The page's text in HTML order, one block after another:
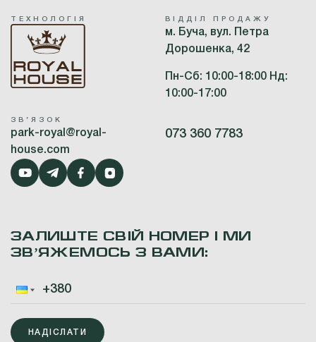
ТЕХНОЛОГІЯ ВІДДІЛ ПРОДАЖУ
м. Буча, вул. Петра
Дорошенка, 42
Пн-Сб: 10:00-18:00 Нд:
10:00-17:00
ЗВʼЯЗОК
park-royal@royal-
house.com
073 360 7783
ЗАЛИШТЕ СВІЙ НОМЕР І МИ
ЗВʼЯЖЕМОСЬ З ВАМИ:
НАДІСЛАТИ